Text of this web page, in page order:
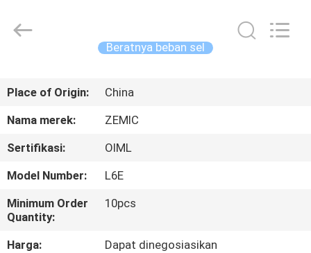
PRODUK
TENTANG
KAMI
Co.,Limited.
Beratnya beban sel
Place of Origin:
China
Nama merek:
ZEMIC
Sertifikasi:
OIML
Model Number:
L6E
Minimum Order
Quantity:
10pcs
Harga:
Dapat dinegosiasikan